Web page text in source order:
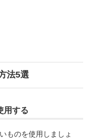
法5選
用する
ものを使用しましょ